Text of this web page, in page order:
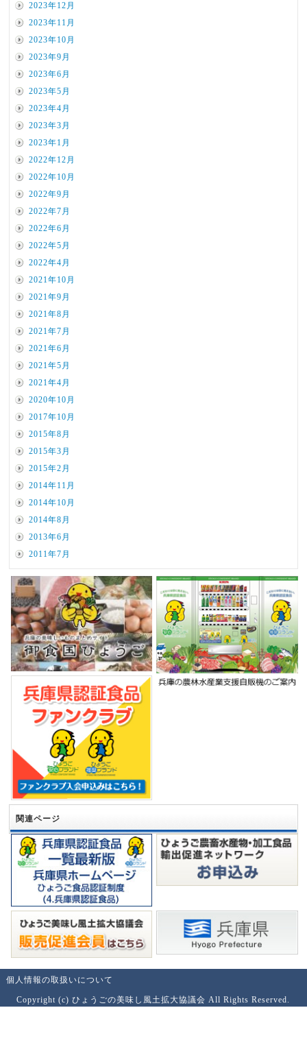
2023年12月
2023年11月
2023年10月
2023年9月
2023年6月
2023年5月
2023年4月
2023年3月
2023年1月
2022年12月
2022年10月
2022年9月
2022年7月
2022年6月
2022年5月
2022年4月
2021年10月
2021年9月
2021年8月
2021年7月
2021年6月
2021年5月
2021年4月
2020年10月
2017年10月
2015年8月
2015年3月
2015年2月
2014年11月
2014年10月
2014年8月
2013年6月
2011年7月
関連ページ
個人情報の取扱いについて
Copyright (c) ひょうごの美味し風土拡大協議会 All Rights Reserved.